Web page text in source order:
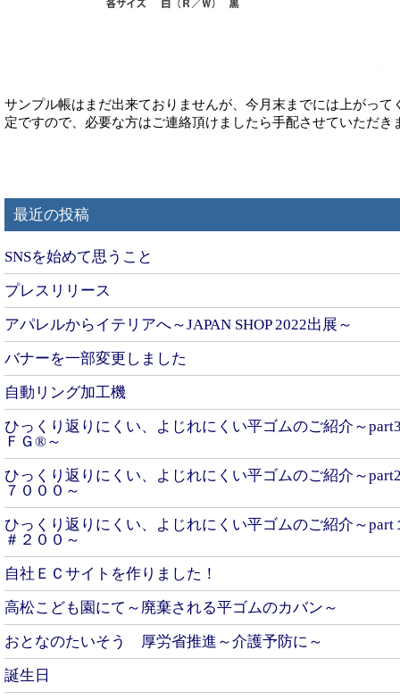
サンプル帳はまだ出来ておりませんが、今月末までには上がって
定ですので、必要な方はご連絡頂けましたら手配させていただき
最近の投稿
SNSを始めて思うこと
プレスリリース
アパレルからイテリアへ～JAPAN SHOP 2022出展～
バナーを一部変更しました
自動リング加工機
ひっくり返りにくい、よじれにくい平ゴムのご紹介～
ＦＧ®～
ひっくり返りにくい、よじれにくい平ゴムのご紹介～
７０００～
ひっくり返りにくい、よじれにくい平ゴムのご紹介～
＃２００～
自社ＥＣサイトを作りました！
高松こども園にて～廃棄される平ゴムのカバン～
おとなのたいそう 厚労省推進～介護予防に～
誕生日